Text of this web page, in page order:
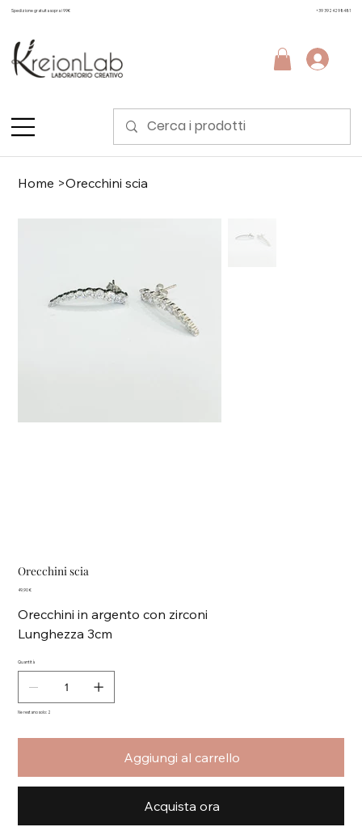
Spedizione gratuita sopra i 99€ +39 3924298481
Home >Orecchini scia
Orecchini scia
Prezzo
49,90 €
Orecchini in argento con zirconi
Lunghezza 3cm
Quantità
Ne restano solo: 2
Aggiungi al carrello
Acquista ora